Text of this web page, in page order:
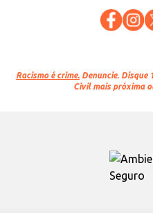
Racismo é crime. Denuncie. Disque
Civil mais próxima